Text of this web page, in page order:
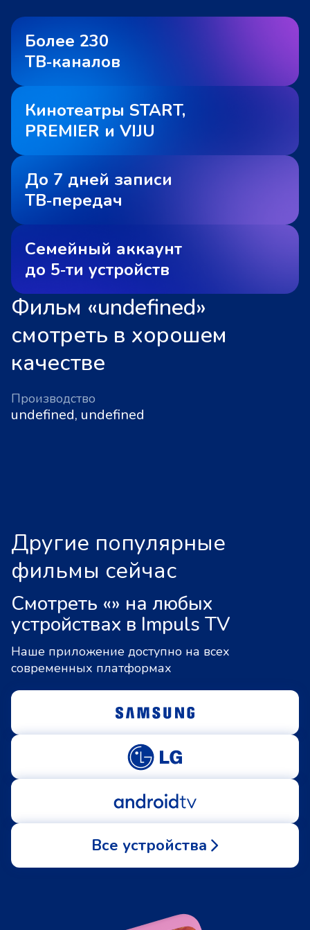
Более 230
ТВ‑каналов
Кинотеатры START,
PREMIER и VIJU
До 7 дней записи
ТВ‑передач
Семейный аккаунт
до 5‑ти устройств
Фильм «undefined»
смотреть в хорошем
качестве
Производство
undefined, undefined
Другие популярные
фильмы сейчас
Смотреть «» на любых
устройствах в Impuls TV
Наше приложение доступно на всех
современных платформах
Все устройства